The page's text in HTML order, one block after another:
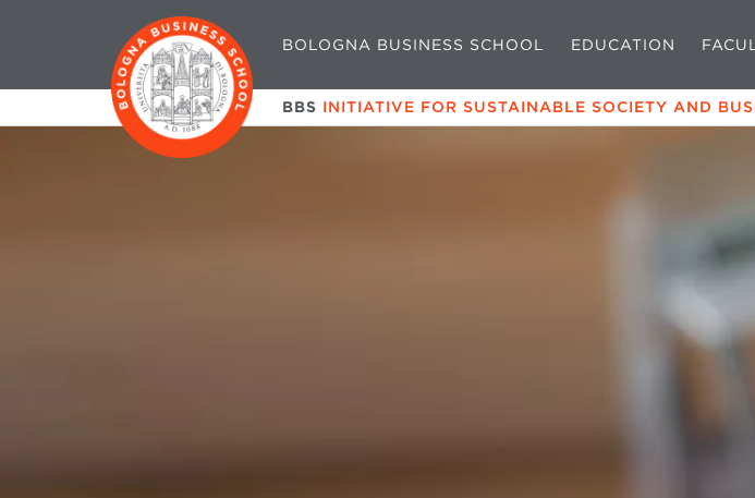
BOLOGNA BUSINESS SCHOOL EDUCATION
BBS INITIATIVE FOR SUSTAINABLE SOCIETY AND